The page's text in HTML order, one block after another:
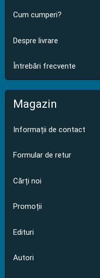
Cum cumperi?
Despre livrare
Întrebări frecvente
Magazin
Informații de contact
Formular de retur
Cărți noi
Promoții
Edituri
Autori